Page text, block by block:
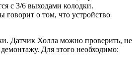
с 3/6 выходами колодки.
говорит о том, что устройство
Датчик Холла можно проверить, не
Для этого необходимо: